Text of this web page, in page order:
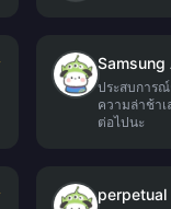
Samsung
ประสบการณ์
ความล่าช้า
ต่อไปนะ
perpetual